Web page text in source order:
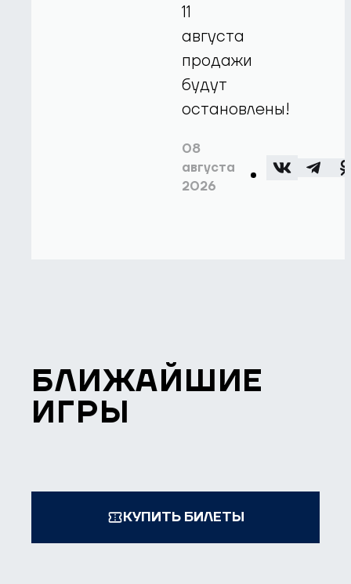
11
августа
продажи
будут
остановлены!
08
августа
2026
БЛИЖАЙШИЕ
ИГРЫ
КУПИТЬ БИЛЕТЫ